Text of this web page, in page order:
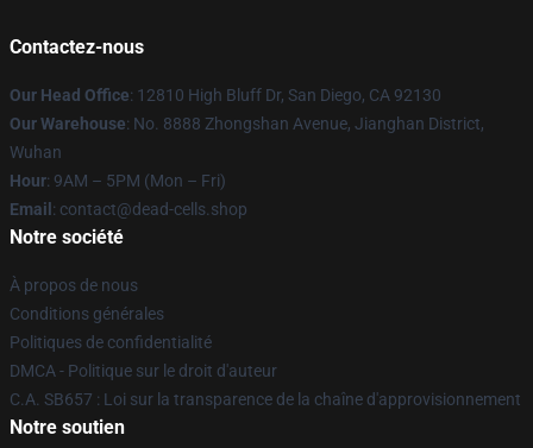
Contactez-nous
Our Head Office: 12810 High Bluff Dr, San Diego, CA 92130
Our Warehouse: No. 8888 Zhongshan Avenue, Jianghan District,
Wuhan
Hour: 9AM – 5PM (Mon – Fri)
Email : contact@dead-cells.shop
Notre société
À propos de nous
Conditions générales
Politiques de confidentialité
DMCA - Politique sur le droit d'auteur
C.A. SB657 : Loi sur la transparence de la chaîne d'approvisionnement
Notre soutien